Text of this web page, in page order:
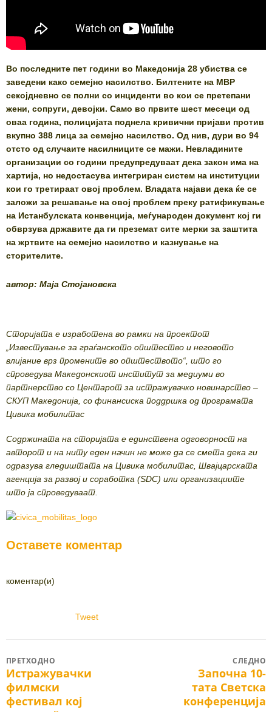
Во последните пет години во Македонија 28 убиства се
заведени како семејно насилство. Билтените на МВР
секојдневно се полни со инциденти во кои се претепани
жени, сопруги, девојки. Само во првите шест месеци од
оваа година, полицијата поднела кривични пријави против
вкупно 388 лица за семејно насилство. Од нив, дури во 94
отсто од случаите насилниците се мажи. Невладините
организации со години предупредуваат дека закон има на
хартија, но недостасува интегриран систем на институции
кои го третираат овој проблем. Владата најави дека ќе се
заложи за решавање на овој проблем преку ратификување
на Истанбулската конвенција, меѓународен документ кој ги
обврзува државите да ги преземат сите мерки за заштита
на жртвите на семејно насилство и казнување на
сторителите.
автор: Маја Стојановска
Сторијата е изработена во рамки на проектот
„Известување за граѓанското општество и неговото
влијание врз промените во општеството“, што го
спроведува Македонскиот институт за медиуми во
партнерство со Центарот за истражувачко новинарство –
СКУП Македонија, со финансиска поддршка од програмата
Цивика мобилитас
Содржината на сторијата е единствена одговорност на
авторот и на ниту еден начин не може да се смета дека ги
одразува гледиштата на Цивика мобилитас, Швајцарската
агенција за развој и соработка (SDC) или организациите
што ја спроведуваат.
Оставете коментар
коментар(и)
Tweet
Post
navigation
ПРЕТХОДНО
Previous
post:
Истражувачки
филмски
фестивал кој
СЛЕДНО
post:
Започна 10-
тата Светска
конференција